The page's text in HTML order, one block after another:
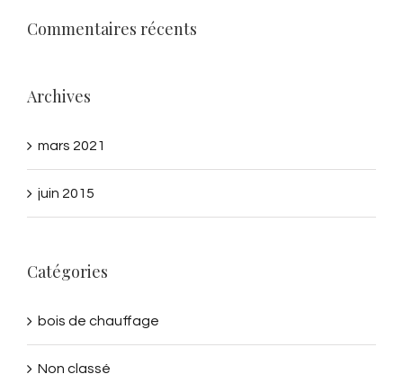
Commentaires récents
Archives
mars 2021
juin 2015
Catégories
bois de chauffage
Non classé